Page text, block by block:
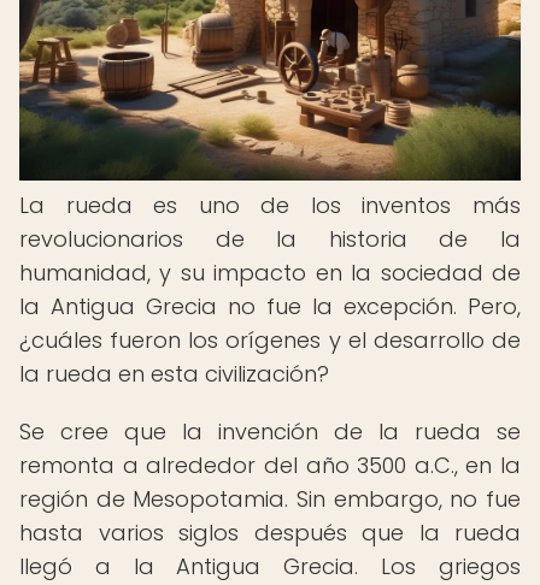
La rueda es uno de los inventos más
revolucionarios de la historia de la
humanidad, y su impacto en la sociedad de
la Antigua Grecia no fue la excepción. Pero,
¿cuáles fueron los orígenes y el desarrollo de
la rueda en esta civilización?
Se cree que la invención de la rueda se
remonta a alrededor del año 3500 a.C., en la
región de Mesopotamia. Sin embargo, no fue
hasta varios siglos después que la rueda
llegó a la Antigua Grecia. Los griegos